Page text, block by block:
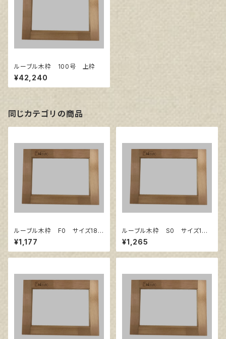
ルーブル木枠 100号 上枠
¥42,240
同じカテゴリの商品
ルーブル木枠 F0 サイズ180
㎜×140㎜
¥1,177
ルーブル木枠 S0 サイズ180
㎜×180㎜
¥1,265